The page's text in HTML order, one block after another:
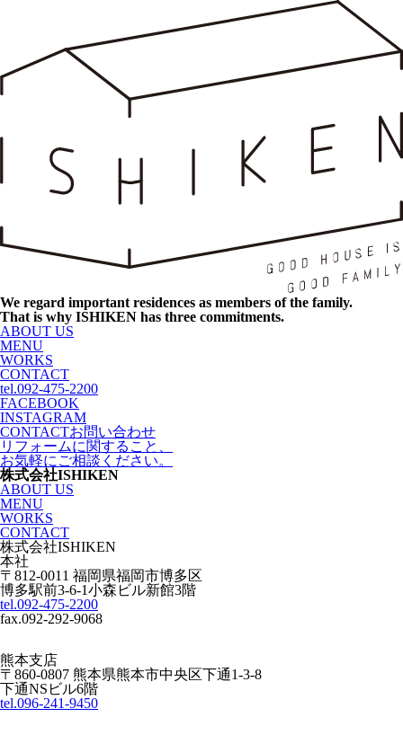
We regard important residences as members of the family.
That is why ISHIKEN has three commitments.
ABOUT US
MENU
WORKS
CONTACT
tel.092-475-2200
FACEBOOK
INSTAGRAM
CONTACTお問い合わせ
リフォームに関すること、
お気軽にご相談ください。
株式会社ISHIKEN
ABOUT US
MENU
WORKS
CONTACT
株式会社ISHIKEN
本社
〒812-0011 福岡県福岡市博多区
博多駅前3-6-1小森ビル新館3階
tel.092-475-2200
fax.092-292-9068
熊本支店
〒860-0807 熊本県熊本市中央区下通1-3-8
下通NSビル6階
tel.096-241-9450